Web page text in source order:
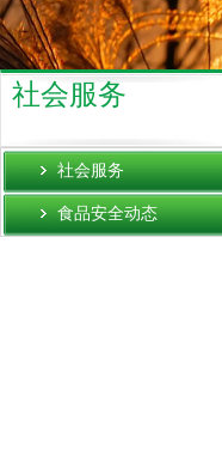
社会服务
社会服务
食品安全动态